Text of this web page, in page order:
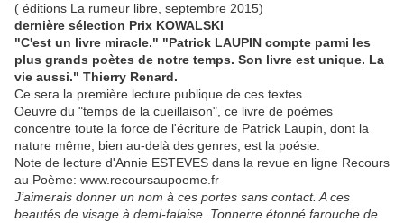
( éditions La rumeur libre, septembre 2015)
dernière sélection Prix KOWALSKI
"C'est un livre miracle." "Patrick LAUPIN compte parmi les
plus grands poètes de notre temps. Son livre est unique. La
vie aussi." Thierry Renard.
Ce sera la première lecture publique de ces textes.
Oeuvre du "temps de la cueillaison", ce livre de poèmes
concentre toute la force de l'écriture de Patrick Laupin, dont la
nature même, bien au-delà des genres, est la poésie.
Note de lecture d'Annie ESTEVES dans la revue en ligne Recours
au Poème: www.recoursaupoeme.fr
J’aimerais donner un nom à ces portes sans contact. A ces
beautés de visage à demi-falaise. Tonnerre étonné farouche de